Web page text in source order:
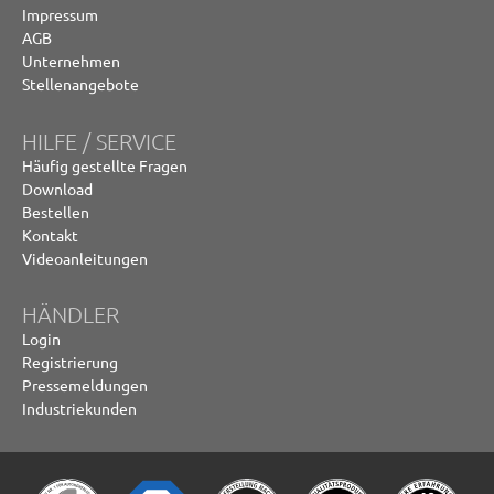
Impressum
AGB
Unternehmen
Stellenangebote
HILFE / SERVICE
Häufig gestellte Fragen
Download
Bestellen
Kontakt
Videoanleitungen
HÄNDLER
Login
Registrierung
Pressemeldungen
Industriekunden